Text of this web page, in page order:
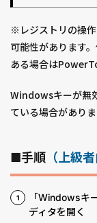
※レジストリの操
可能性があります
ある場合は
Windowsキーが無
ている場合がありま
■手順 （上級者
「Windowsキ
ディタを開く